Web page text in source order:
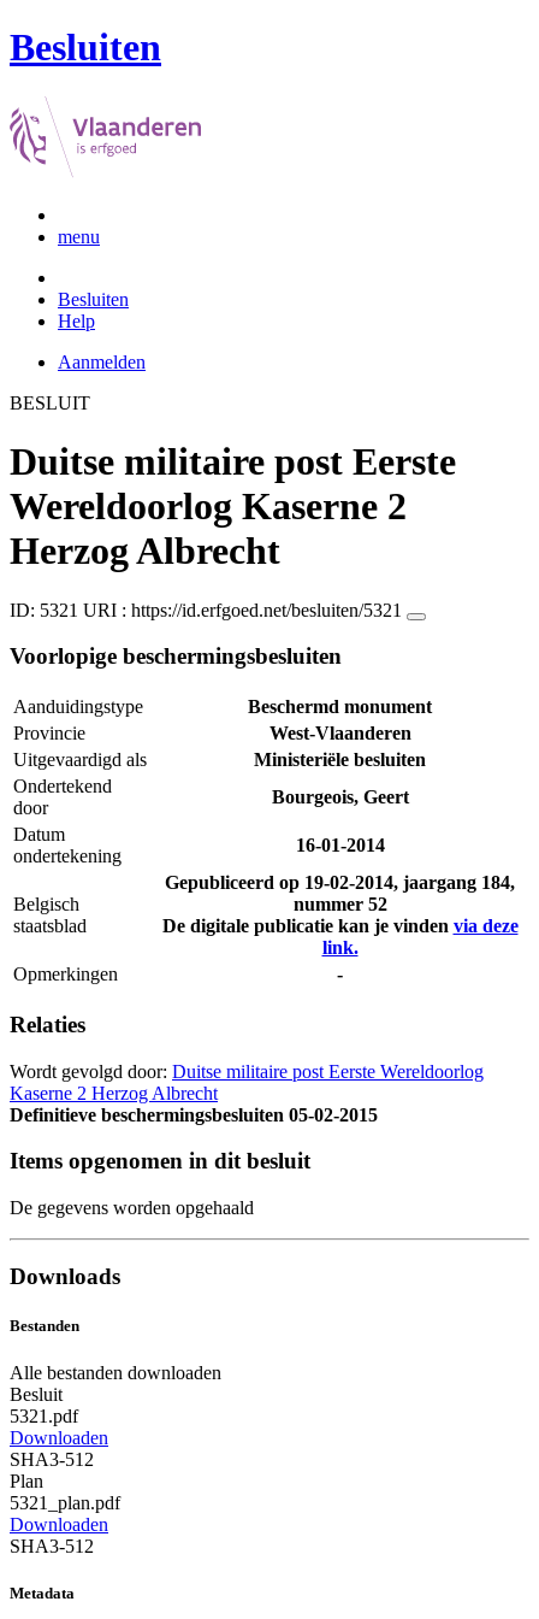
Besluiten
menu
Besluiten
Help
Aanmelden
BESLUIT
Duitse militaire post Eerste
Wereldoorlog Kaserne 2
Herzog Albrecht
ID: 5321 URI : https://id.erfgoed.net/besluiten/5321
Voorlopige beschermingsbesluiten
Aanduidingstype
Beschermd monument
Provincie
West-Vlaanderen
Uitgevaardigd als
Ministeriële besluiten
Ondertekend
door
Bourgeois, Geert
Datum
ondertekening
16-01-2014
Belgisch
staatsblad
Gepubliceerd op 19-02-2014, jaargang 184,
nummer 52
De digitale publicatie kan je vinden via deze
link.
Opmerkingen
-
Relaties
Wordt gevolgd door: Duitse militaire post Eerste Wereldoorlog
Kaserne 2 Herzog Albrecht
Definitieve beschermingsbesluiten 05-02-2015
Items opgenomen in dit besluit
De gegevens worden opgehaald
Downloads
Bestanden
Alle bestanden downloaden
Besluit
5321.pdf
Downloaden
SHA3-512
Plan
5321_plan.pdf
Downloaden
SHA3-512
Metadata